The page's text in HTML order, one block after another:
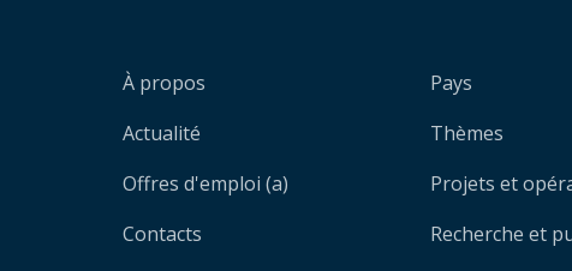
À propos
Actualité
Offres d'emploi (a)
Contacts
Pays
Thèmes
Projets et
Recherche et